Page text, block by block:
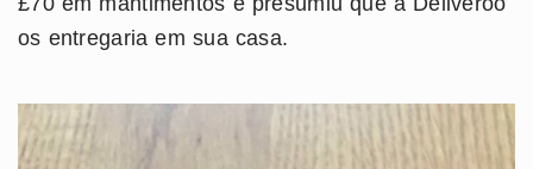
os entregaria em sua casa.